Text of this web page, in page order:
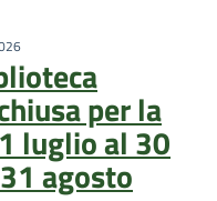
per la
luglio al 30
agosto